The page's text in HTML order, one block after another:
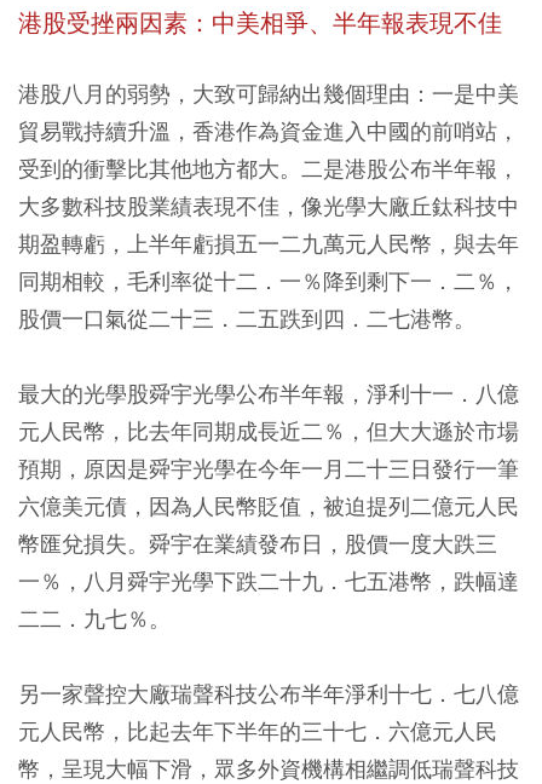
港股受挫兩因素：中美相爭、半年報表現不佳
港股八月的弱勢，大致可歸納出幾個理由：一是中美
貿易戰持續升溫，香港作為資金進入中國的前哨站，
受到的衝擊比其他地方都大。二是港股公布半年報，
大多數科技股業績表現不佳，像光學大廠丘鈦科技中
期盈轉虧，上半年虧損五一二九萬元人民幣，與去年
同期相較，毛利率從十二．一％降到剩下一．二％，
股價一口氣從二十三．二五跌到四．二七港幣。
最大的光學股舜宇光學公布半年報，淨利十一．八億
元人民幣，比去年同期成長近二％，但大大遜於市場
預期，原因是舜宇光學在今年一月二十三日發行一筆
六億美元債，因為人民幣貶值，被迫提列二億元人民
幣匯兌損失。舜宇在業績發布日，股價一度大跌三
一％，八月舜宇光學下跌二十九．七五港幣，跌幅達
二二．九七％。
另一家聲控大廠瑞聲科技公布半年淨利十七．七八億
元人民幣，比起去年下半年的三十七．六億元人民
幣，呈現大幅下滑，眾多外資機構相繼調低瑞聲科技